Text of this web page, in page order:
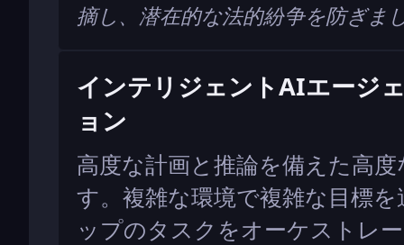
摘し、潜在的な法的紛争を防ぎま
インテリジェントAIエージ
ョン
高度な計画と推論を備えた高
す。複雑な環境で複雑な目標
ップのタスクをオーケストレ